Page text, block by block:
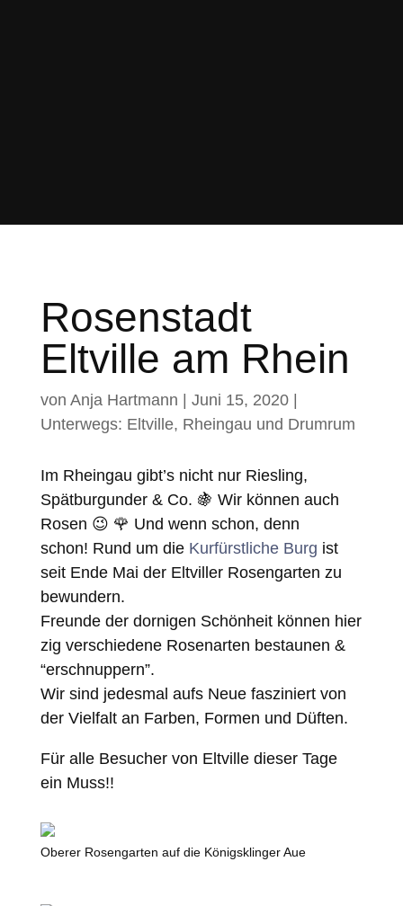
Rosenstadt
Eltville am Rhein
von Anja Hartmann Juni 15, 2020|
Unterwegs: Eltville, Rheingau und Drumrum
Im Rheingau gibt’s nicht nur Riesling,
Spätburgunder & Co. 🍇 Wir können auch
Rosen 😉 🌹 Und wenn schon, denn
schon! Rund um die Kurfürstliche Burg ist
seit Ende Mai der Eltviller Rosengarten zu
bewundern.
Freunde der dornigen Schönheit können hier
zig verschiedene Rosenarten bestaunen &
“erschnuppern”.
Wir sind jedesmal aufs Neue fasziniert von
der Vielfalt an Farben, Formen und Düften.
Für alle Besucher von Eltville dieser Tage
ein Muss!!
Oberer Rosengarten auf die Königsklinger Aue